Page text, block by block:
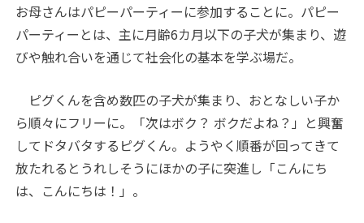
お母さんはパピーパーティーに参加することに。パピー
パーティーとは、主に月齢6カ月以下の子犬が集まり、遊
びや触れ合いを通じて社会化の基本を学ぶ場だ。
ピグくんを含め数匹の子犬が集まり、おとなしい子か
ら順々にフリーに。「次はボク？ ボクだよね？」と興奮
してドタバタするピグくん。ようやく順番が回ってきて
放たれるとうれしそうにほかの子に突進し「こんにち
は、こんにちは！」。